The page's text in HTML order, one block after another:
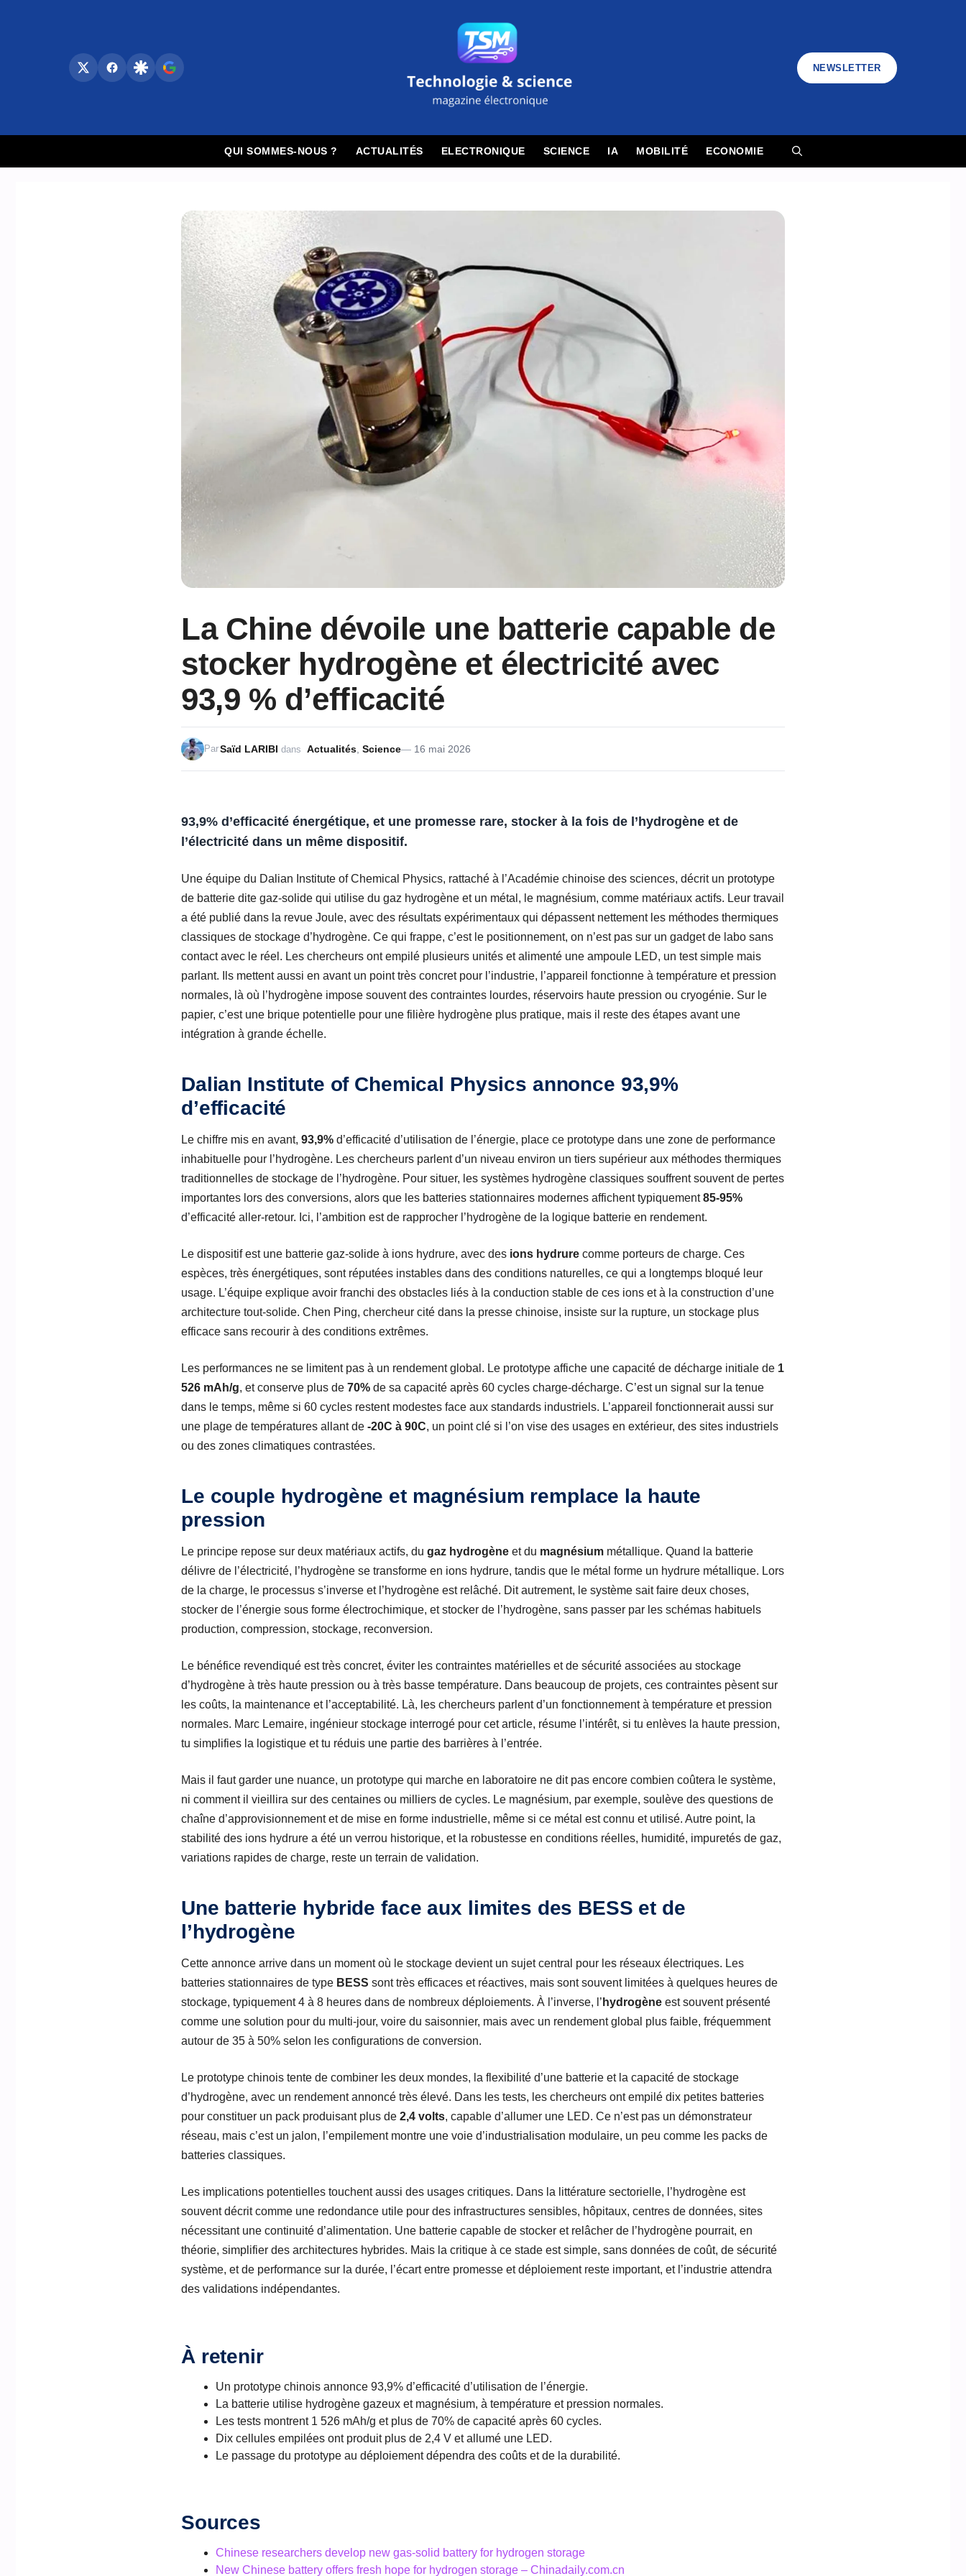
NEWSLETTER
QUI SOMMES-NOUS ? ACTUALITÉS ELECTRONIQUE SCIENCE IA MOBILITÉ ECONOMIE
La Chine dévoile une batterie capable de
stocker hydrogène et électricité avec
93,9 % d’efficacité
16 mai 2026
ParSaïd LARIBI dans Actualités Science
93,9% d’efficacité énergétique, et une promesse rare, stocker à la fois de l’hydrogène et de
l’électricité dans un même dispositif.
Une équipe du Dalian Institute of Chemical Physics, rattaché à l’Académie chinoise des sciences, décrit un prototype
de batterie dite gaz-solide qui utilise du gaz hydrogène et un métal, le magnésium, comme matériaux actifs. Leur travail
a été publié dans la revue Joule, avec des résultats expérimentaux qui dépassent nettement les méthodes thermiques
classiques de stockage d’hydrogène. Ce qui frappe, c’est le positionnement, on n’est pas sur un gadget de labo sans
contact avec le réel. Les chercheurs ont empilé plusieurs unités et alimenté une ampoule LED, un test simple mais
parlant. Ils mettent aussi en avant un point très concret pour l’industrie, l’appareil fonctionne à température et pression
normales, là où l’hydrogène impose souvent des contraintes lourdes, réservoirs haute pression ou cryogénie. Sur le
papier, c’est une brique potentielle pour une filière hydrogène plus pratique, mais il reste des étapes avant une
intégration à grande échelle.
Dalian Institute of Chemical Physics annonce 93,9%
d’efficacité
Le chiffre mis en avant, 93,9% d’efficacité d’utilisation de l’énergie, place ce prototype dans une zone de performance
inhabituelle pour l’hydrogène. Les chercheurs parlent d’un niveau environ un tiers supérieur aux méthodes thermiques
traditionnelles de stockage de l’hydrogène. Pour situer, les systèmes hydrogène classiques souffrent souvent de pertes
importantes lors des conversions, alors que les batteries stationnaires modernes affichent typiquement85-95%
d’efficacité aller-retour. Ici, l’ambition est de rapprocher l’hydrogène de la logique batterie en rendement.
Le dispositif est une batterie gaz-solide à ions hydrure, avec des ions hydrure comme porteurs de charge. Ces
espèces, très énergétiques, sont réputées instables dans des conditions naturelles, ce qui a longtemps bloqué leur
usage. L’équipe explique avoir franchi des obstacles liés à la conduction stable de ces ions et à la construction d’une
architecture tout-solide. Chen Ping, chercheur cité dans la presse chinoise, insiste sur la rupture, un stockage plus
efficace sans recourir à des conditions extrêmes.
Les performances ne se limitent pas à un rendement global. Le prototype affiche une capacité de décharge initiale de 1
526 mAh/g, et conserve plus de 70% de sa capacité après 60 cycles charge-décharge. C’est un signal sur la tenue
dans le temps, même si 60 cycles restent modestes face aux standards industriels. L’appareil fonctionnerait aussi sur
une plage de températures allant de -20C à 90C, un point clé si l’on vise des usages en extérieur, des sites industriels
ou des zones climatiques contrastées.
Le couple hydrogène et magnésium remplace la haute
pression
Le principe repose sur deux matériaux actifs, du gaz hydrogène et du magnésium métallique. Quand la batterie
délivre de l’électricité, l’hydrogène se transforme en ions hydrure, tandis que le métal forme un hydrure métallique. Lors
de la charge, le processus s’inverse et l’hydrogène est relâché. Dit autrement, le système sait faire deux choses,
stocker de l’énergie sous forme électrochimique, et stocker de l’hydrogène, sans passer par les schémas habituels
production, compression, stockage, reconversion.
Le bénéfice revendiqué est très concret, éviter les contraintes matérielles et de sécurité associées au stockage
d’hydrogène à très haute pression ou à très basse température. Dans beaucoup de projets, ces contraintes pèsent sur
les coûts, la maintenance et l’acceptabilité. Là, les chercheurs parlent d’un fonctionnement à température et pression
normales. Marc Lemaire, ingénieur stockage interrogé pour cet article, résume l’intérêt, si tu enlèves la haute pression,
tu simplifies la logistique et tu réduis une partie des barrières à l’entrée.
Mais il faut garder une nuance, un prototype qui marche en laboratoire ne dit pas encore combien coûtera le système,
ni comment il vieillira sur des centaines ou milliers de cycles. Le magnésium, par exemple, soulève des questions de
chaîne d’approvisionnement et de mise en forme industrielle, même si ce métal est connu et utilisé. Autre point, la
stabilité des ions hydrure a été un verrou historique, et la robustesse en conditions réelles, humidité, impuretés de gaz,
variations rapides de charge, reste un terrain de validation.
Une batterie hybride face aux limites des BESS et de
l’hydrogène
Cette annonce arrive dans un moment où le stockage devient un sujet central pour les réseaux électriques. Les
batteries stationnaires de type BESS sont très efficaces et réactives, mais sont souvent limitées à quelques heures de
stockage, typiquement 4 à 8 heures dans de nombreux déploiements. À l’inverse, l’ hydrogène est souvent présenté
comme une solution pour du multi-jour, voire du saisonnier, mais avec un rendement global plus faible, fréquemment
autour de 35 à 50% selon les configurations de conversion.
Le prototype chinois tente de combiner les deux mondes, la flexibilité d’une batterie et la capacité de stockage
d’hydrogène, avec un rendement annoncé très élevé. Dans les tests, les chercheurs ont empilé dix petites batteries
pour constituer un pack produisant plus de 2,4 volts, capable d’allumer une LED. Ce n’est pas un démonstrateur
réseau, mais c’est un jalon, l’empilement montre une voie d’industrialisation modulaire, un peu comme les packs de
batteries classiques.
Les implications potentielles touchent aussi des usages critiques. Dans la littérature sectorielle, l’hydrogène est
souvent décrit comme une redondance utile pour des infrastructures sensibles, hôpitaux, centres de données, sites
nécessitant une continuité d’alimentation. Une batterie capable de stocker et relâcher de l’hydrogène pourrait, en
théorie, simplifier des architectures hybrides. Mais la critique à ce stade est simple, sans données de coût, de sécurité
système, et de performance sur la durée, l’écart entre promesse et déploiement reste important, et l’industrie attendra
des validations indépendantes.
À retenir
Un prototype chinois annonce 93,9% d’efficacité d’utilisation de l’énergie.
La batterie utilise hydrogène gazeux et magnésium, à température et pression normales.
Les tests montrent 1 526 mAh/g et plus de 70% de capacité après 60 cycles.
Dix cellules empilées ont produit plus de 2,4 V et allumé une LED.
Le passage du prototype au déploiement dépendra des coûts et de la durabilité.
Sources
Chinese researchers develop new gas-solid battery for hydrogen storage
New Chinese battery offers fresh hope for hydrogen storage – Chinadaily.com.cn